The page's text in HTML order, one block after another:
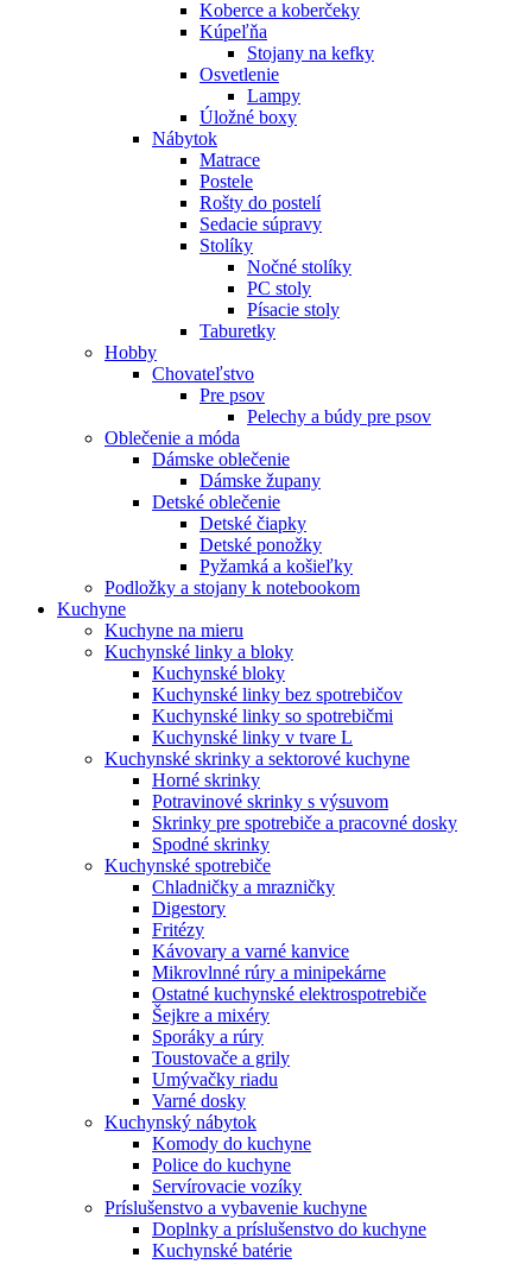
Koberce a koberčeky
Kúpeľňa
Stojany na kefky
Osvetlenie
Lampy
Úložné boxy
Nábytok
Matrace
Postele
Rošty do postelí
Sedacie súpravy
Stolíky
Nočné stolíky
PC stoly
Písacie stoly
Taburetky
Hobby
Chovateľstvo
Pre psov
Pelechy a búdy pre psov
Oblečenie a móda
Dámske oblečenie
Dámske župany
Detské oblečenie
Detské čiapky
Detské ponožky
Pyžamká a košieľky
Podložky a stojany k notebookom
Kuchyne
Kuchyne na mieru
Kuchynské linky a bloky
Kuchynské bloky
Kuchynské linky bez spotrebičov
Kuchynské linky so spotrebičmi
Kuchynské linky v tvare L
Kuchynské skrinky a sektorové kuchyne
Horné skrinky
Potravinové skrinky s výsuvom
Skrinky pre spotrebiče a pracovné dosky
Spodné skrinky
Kuchynské spotrebiče
Chladničky a mrazničky
Digestory
Fritézy
Kávovary a varné kanvice
Mikrovlnné rúry a minipekárne
Ostatné kuchynské elektrospotrebiče
Šejkre a mixéry
Sporáky a rúry
Toustovače a grily
Umývačky riadu
Varné dosky
Kuchynský nábytok
Komody do kuchyne
Police do kuchyne
Servírovacie vozíky
Príslušenstvo a vybavenie kuchyne
Doplnky a príslušenstvo do kuchyne
Kuchynské batérie